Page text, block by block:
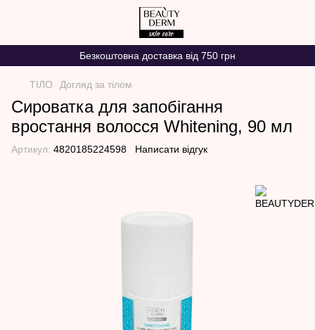
Безкоштовна доставка від 750 грн
ТІЛО Догляд за тілом
Сироватка для запобігання
вростання волосся Whitening, 90 мл
Артикул: 4820185224598 Написати відгук